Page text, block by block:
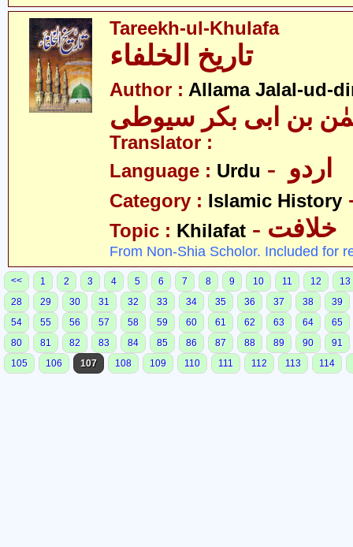
Tareekh-ul-Khulafa
تاریخ الخلفاء
Author : Allama Jalal-ud-
بن ابی بکر سیوطی
Translator :
Language : Urdu
Category : Islamic History
Topic : Khilafat
From Non-Shia Scholor. Included for
<< 1 2 3 4 5 6 7 8 9 10 11 12
13
28
29 30 31 32 33 34 35 36 37 38
39
54
55 56 57 58 59 60 61 62 63 64
65
80
81 82 83 84 85 86 87 88 89 90
91
105
106 107 108 109 110 111 112 113 114